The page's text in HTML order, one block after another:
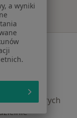
których
a wyniki